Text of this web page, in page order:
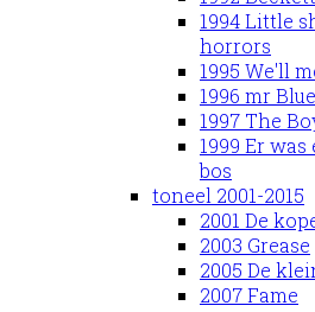
1994 Little
horrors
1995 We'll
1996 mr
1997 The
1999 Er was
bos
toneel 2001-2015
2001 De
2003 Grease
2005 De
2007 Fame